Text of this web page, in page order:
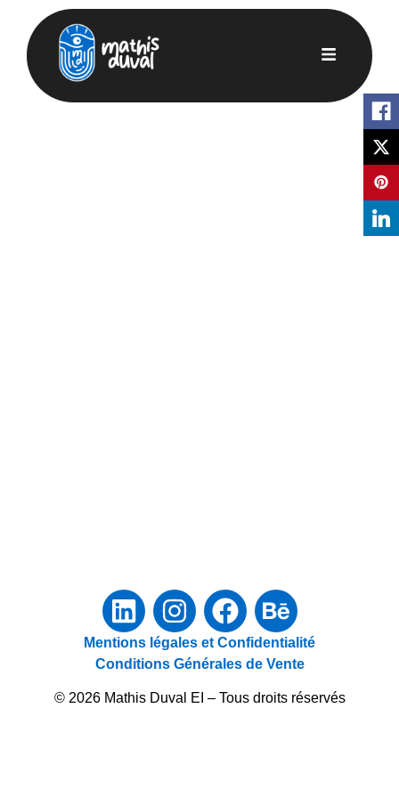
Mentions légales et Confidentialité
Conditions Générales de Vente
© 2026 Mathis Duval EI – Tous droits réservés